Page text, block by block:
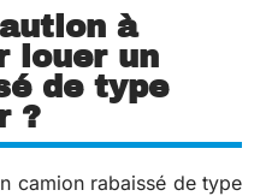
à
louer un
de type
?
camion rabaissé de type